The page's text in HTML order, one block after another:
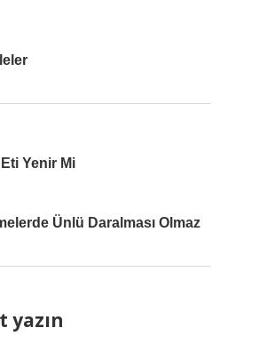
Yenir Mi
Ünlü Daralması Olmaz
yazın